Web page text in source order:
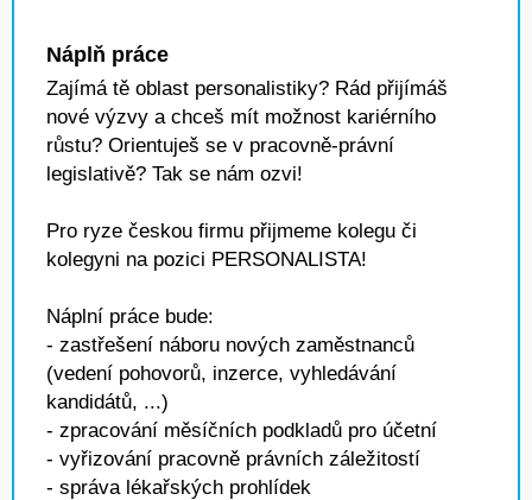
Náplň práce
Zajímá tě oblast personalistiky? Rád přijímáš
nové výzvy a chceš mít možnost kariérního
růstu? Orientuješ se v pracovně-právní
legislativě? Tak se nám ozvi!
Pro ryze českou firmu přijmeme kolegu či
kolegyni na pozici PERSONALISTA!
Náplní práce bude:
- zastřešení náboru nových zaměstnanců
(vedení pohovorů, inzerce, vyhledávání
kandidátů, ...)
- zpracování měsíčních podkladů pro účetní
- vyřizování pracovně právních záležitostí
- správa lékařských prohlídek